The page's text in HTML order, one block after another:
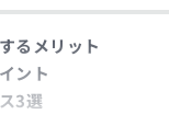
るメリット
ント
3選